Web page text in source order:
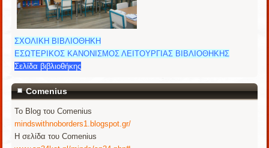
ΣΧΟΛΙΚΗ ΒΙΒΛΙΟΘΗΚΗ
ΕΣΩΤΕΡΙΚΟΣ ΚΑΝΟΝΙΣΜΟΣ ΛΕΙΤΟΥΡΓΙΑΣ ΒΙΒΛΙΟΘΗΚΗΣ
Σελίδα βιβλιοθήκης
Comenius
Το Blog του Comenius
mindswithnoborders1.blogspot.gr/
Η σελίδα του Comenius